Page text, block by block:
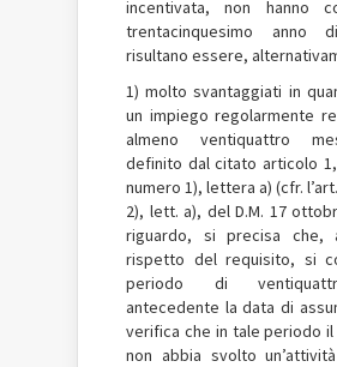
incentivata, non hanno
trentacinquesimo
risultano essere,
1) molto svantaggiati in
un impiego regolarmente
almeno ventiquattro
definito dal citato articolo
numero 1), lettera a) (cfr.
2), lett. a), del D.M. 17
riguardo, si precisa che,
rispetto del requisito, si
periodo di
antecedente la data di
verifica che in tale periodo
non abbia svolto